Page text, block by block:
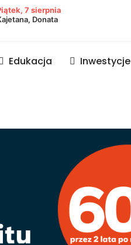
7 sierpnia
Donata
Edukacja Inwestycje